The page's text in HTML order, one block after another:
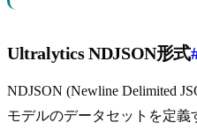
Ultralytics NDJSON形式
NDJSON (Newline Delimited
モデルのデータセットを定義